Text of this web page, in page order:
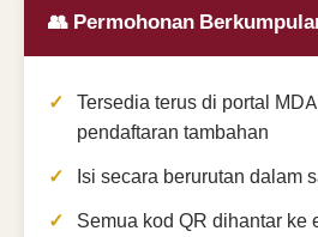
👥 Permohonan
Tersedia terus di portal
pendaftaran tambahan
Isi secara berurutan dalam
Semua kod QR dihantar ke